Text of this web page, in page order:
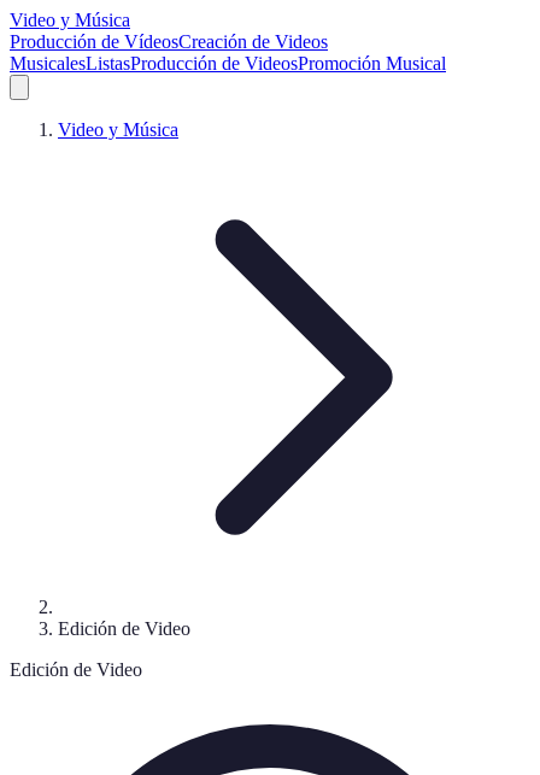
Video y Música
Producción de VídeosCreación de Videos
MusicalesListasProducción de VideosPromoción Musical
Video y Música
Edición de Video
Edición de Video